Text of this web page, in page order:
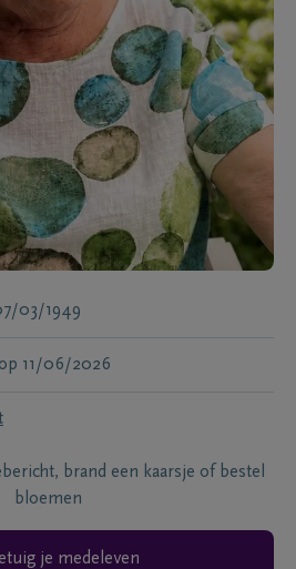
03/1949
op 11/06/2026
brand een kaarsje of bestel
bloemen
je medeleven